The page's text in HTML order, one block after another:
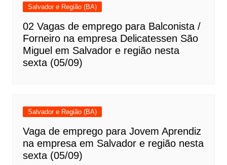
Salvador e Região (BA)
02 Vagas de emprego para Balconista /
Forneiro na empresa Delicatessen São
Miguel em Salvador e região nesta
sexta (05/09)
Salvador e Região (BA)
Vaga de emprego para Jovem Aprendiz
na empresa em Salvador e região nesta
sexta (05/09)